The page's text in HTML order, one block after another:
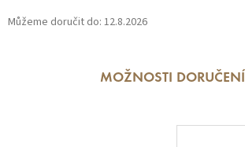
Můžeme doručit do: 12.8.2026
MOŽNOSTI DORUČENÍ